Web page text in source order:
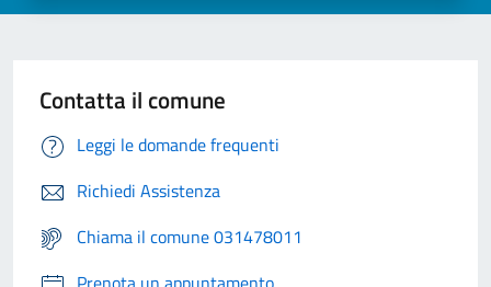
Contatta il comune
Leggi le domande frequenti
Richiedi Assistenza
Chiama il comune 031478011